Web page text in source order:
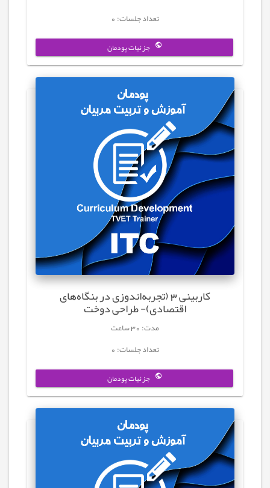
تعداد جلسات: 0
جزئیات پودمان
کاربینی 3 (تجربه‌اندوزی در بنگاه‌های
اقتصادی)- طراحی دوخت
مدت: 30 ساعت
تعداد جلسات: 0
جزئیات پودمان